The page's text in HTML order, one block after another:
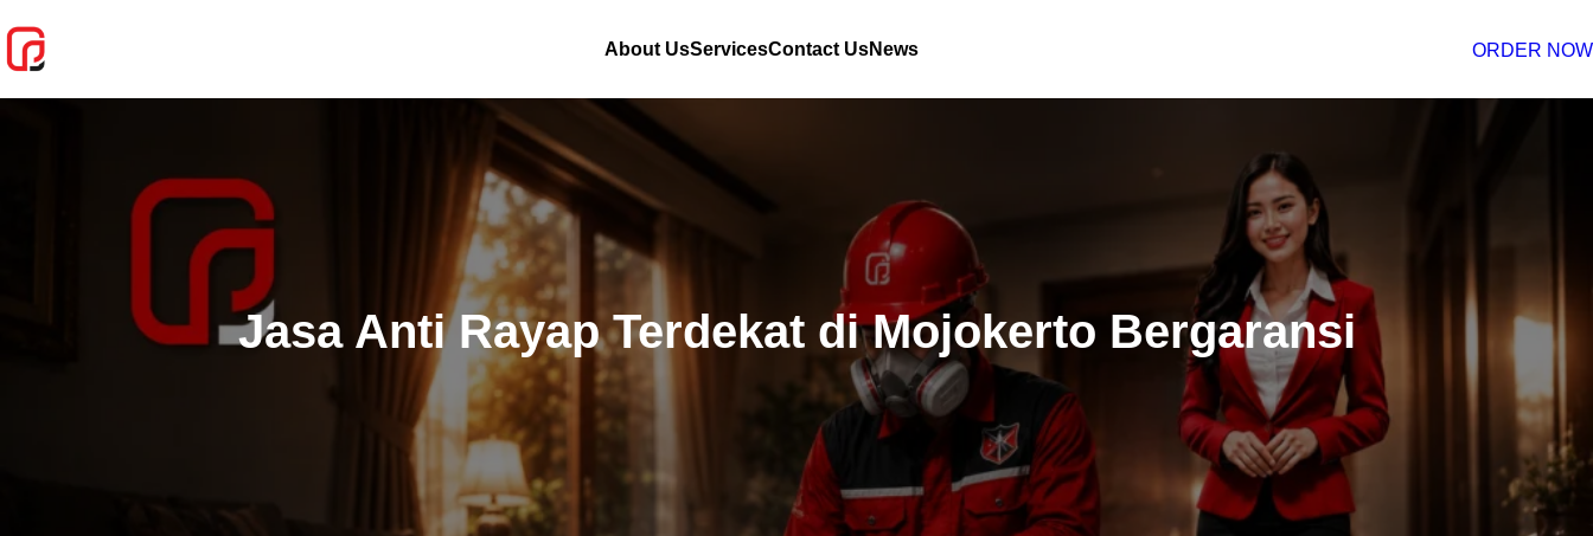
About UsServicesContact UsNews ORDER NOW
Jasa Anti Rayap Terdekat di Mojokerto Bergaransi